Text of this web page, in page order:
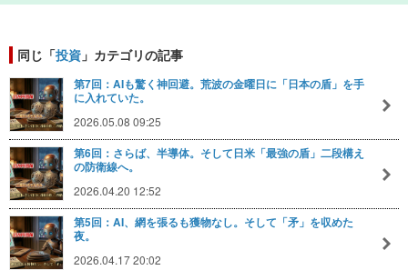
同じ「投資 」カテゴリの記事
第7回：AIも驚く神回避。荒波の金曜日に「日本の盾」を手
に入れていた。
2026.05.08 09:25
第6回：さらば、半導体。そして日米「最強の盾」二段構え
の防衛線へ。
2026.04.20 12:52
第5回：AI、網を張るも獲物なし。そして「矛」を収めた
夜。
2026.04.17 20:02